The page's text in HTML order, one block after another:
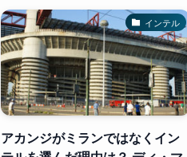
インテル
アカンジがミランではなくイン